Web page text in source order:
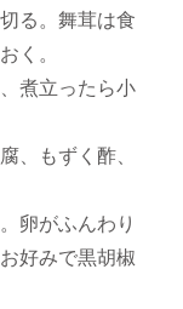
る。舞茸は食
く。
煮立ったら小
、もずく酢、
卵がふんわり
好みで黒胡椒